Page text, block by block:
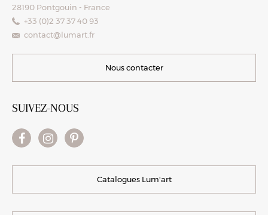
28190 Pontgouin - France
+33 (0)2 37 37 40 93
contact@lumart.fr
Nous contacter
SUIVEZ-NOUS
Catalogues Lum'art